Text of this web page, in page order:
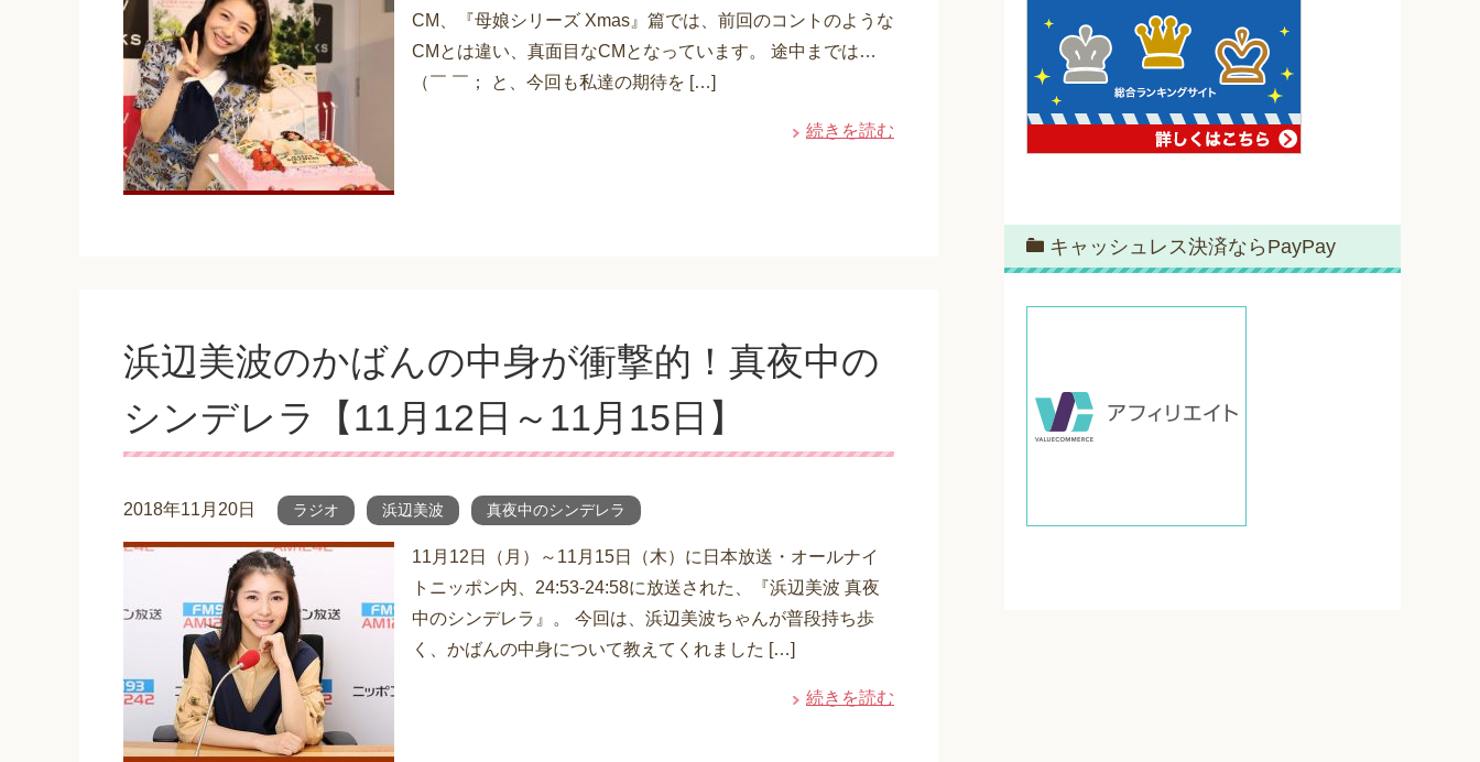
CM、『母娘シリーズ Xmas』篇では、前回のコントのような
CMとは違い、真面目なCMとなっています。 途中までは…
（￣ ￣； と、今回も私達の期待を […]
続きを読む
浜辺美波のかばんの中身が衝撃的！真夜中の
シンデレラ【11月12日～11月15日】
2018年11月20日 ラジオ 浜辺美波 真夜中のシンデレラ
11月12日（月）～11月15日（木）に日本放送・オールナイ
トニッポン内、24:53-24:58に放送された、『浜辺美波 真夜
中のシンデレラ』。 今回は、浜辺美波ちゃんが普段持ち歩
く、かばんの中身について教えてくれました […]
続きを読む
キャッシュレス決済ならPayPay